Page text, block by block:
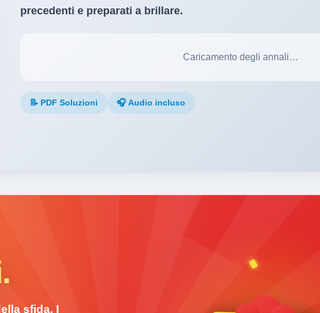
precedenti e preparati a brillare.
Caricamento degli annali…
📝 PDF Soluzioni 🎧 Audio incluso
sfida. I